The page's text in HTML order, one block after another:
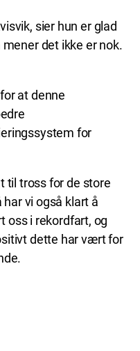
sier hun er glad
det ikke er nok.
at denne
for
til tross for de store
vi også klart å
oss i rekordfart, og
dette har vært for